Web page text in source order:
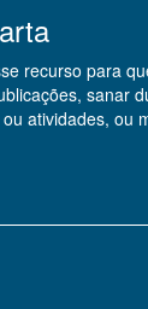
recurso para
sanar
atividades, ou